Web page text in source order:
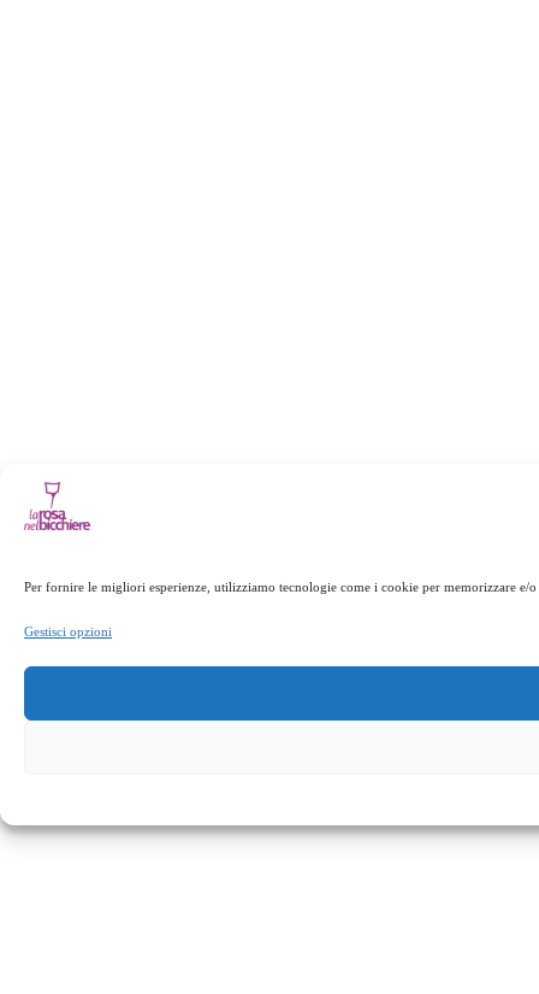
Per fornire le migliori esperienze, utilizziamo tecnologie come i cookie per memorizzare
Gestisci opzioni